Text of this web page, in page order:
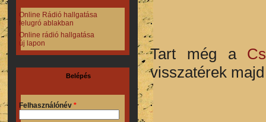
Online Rádió hallgatása
felugró ablakban
Online rádió hallgatása
új lapon
Belépés
Felhasználónév *
Tart még a
visszatérek